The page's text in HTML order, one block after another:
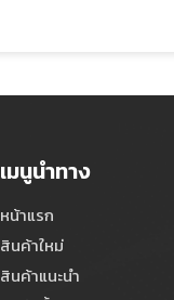
เมนูนำทาง
หน้าแรก
สินค้าใหม่
สินค้าแนะนำ